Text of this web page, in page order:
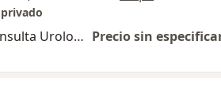
Primera consulta Urología Precio sin